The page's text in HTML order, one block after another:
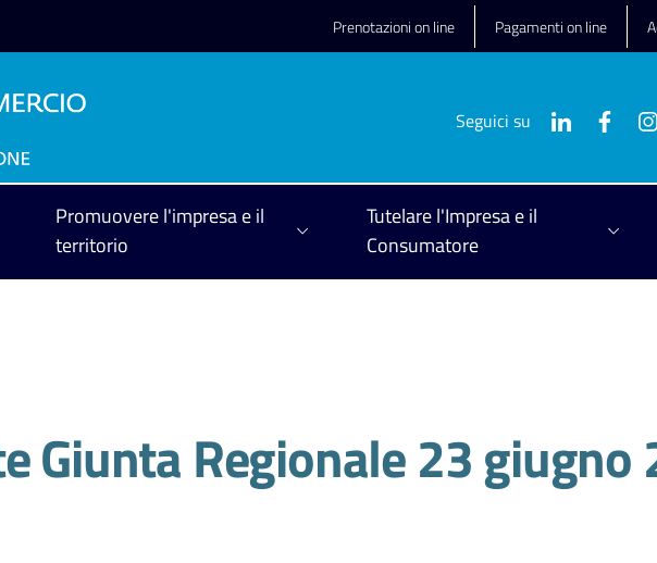
Prenotazioni on line Pagamenti on line
Seguici su
Promuovere l'impresa e il
territorio
Tutelare l'Impresa e il
Consumatore
Giunta Regionale 23 giugno